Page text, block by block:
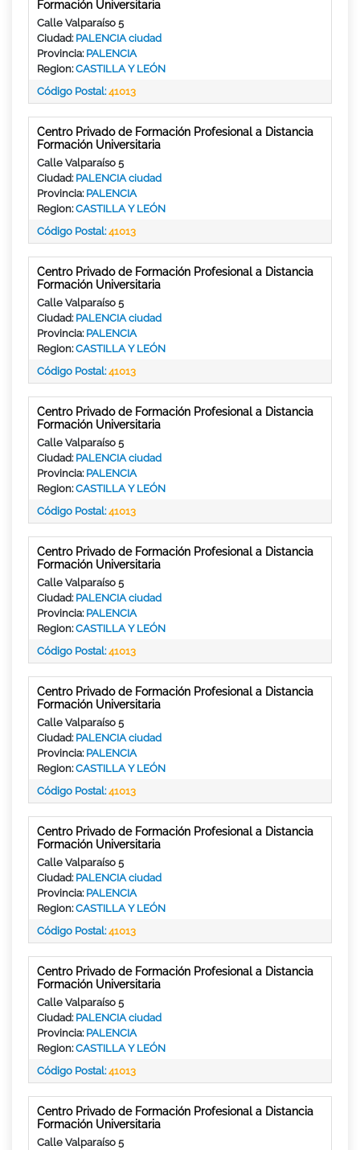
Formación Universitaria
Calle Valparaíso 5
Ciudad: PALENCIA ciudad
Provincia: PALENCIA
Region:CASTILLA Y LEÓN
Código Postal:41013
Centro Privado de Formación Profesional a Distancia
Formación Universitaria
Calle Valparaíso 5
Ciudad: PALENCIA ciudad
Provincia: PALENCIA
Region:CASTILLA Y LEÓN
Código Postal:41013
Centro Privado de Formación Profesional a Distancia
Formación Universitaria
Calle Valparaíso 5
Ciudad: PALENCIA ciudad
Provincia: PALENCIA
Region:CASTILLA Y LEÓN
Código Postal:41013
Centro Privado de Formación Profesional a Distancia
Formación Universitaria
Calle Valparaíso 5
Ciudad: PALENCIA ciudad
Provincia: PALENCIA
Region:CASTILLA Y LEÓN
Código Postal:41013
Centro Privado de Formación Profesional a Distancia
Formación Universitaria
Calle Valparaíso 5
Ciudad: PALENCIA ciudad
Provincia: PALENCIA
Region:CASTILLA Y LEÓN
Código Postal:41013
Centro Privado de Formación Profesional a Distancia
Formación Universitaria
Calle Valparaíso 5
Ciudad: PALENCIA ciudad
Provincia: PALENCIA
Region:CASTILLA Y LEÓN
Código Postal:41013
Centro Privado de Formación Profesional a Distancia
Formación Universitaria
Calle Valparaíso 5
Ciudad: PALENCIA ciudad
Provincia: PALENCIA
Region:CASTILLA Y LEÓN
Código Postal:41013
Centro Privado de Formación Profesional a Distancia
Formación Universitaria
Calle Valparaíso 5
Ciudad: PALENCIA ciudad
Provincia: PALENCIA
Region:CASTILLA Y LEÓN
Código Postal:41013
Centro Privado de Formación Profesional a Distancia
Formación Universitaria
Calle Valparaíso 5